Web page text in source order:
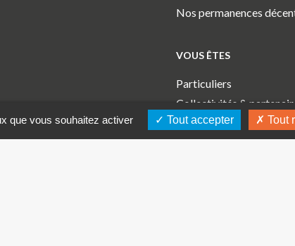
Nos permanences
VOUS ÊTES
Particuliers
Collectivités &
Professionnels de
Professionnels
que vous souhaitez activer Tout accepter Tout